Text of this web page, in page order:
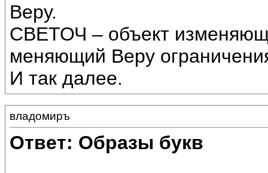
Веру.
СВЕТОЧ – объект
меняющий Веру
И так далее.
владомиръ
Ответ: Образы букв